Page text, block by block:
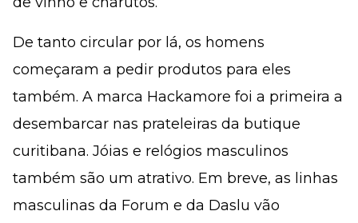
De tanto circular por lá, os homens
começaram a pedir produtos para eles
também. A marca Hackamore foi a primeira a
desembarcar nas prateleiras da butique
curitibana. Jóias e relógios masculinos
também são um atrativo. Em breve, as linhas
masculinas da Forum e da Daslu vão